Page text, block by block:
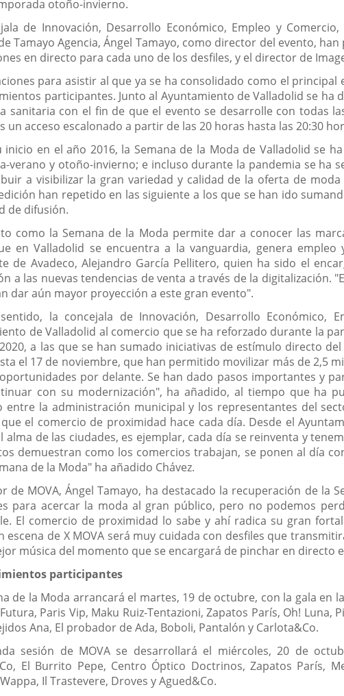
otoño-invierno.
de Innovación, Desarrollo Económico, Empleo y
Tamayo Agencia, Ángel Tamayo, como director del evento,
en directo para cada uno de los desfiles, y el director de
para asistir al que ya se ha consolidado como el
participantes. Junto al Ayuntamiento de Valladolid se
sanitaria con el fin de que el evento se desarrolle con todas
un acceso escalonado a partir de las 20 horas hasta las 20:30
inicio en el año 2016, la Semana de la Moda de Valladolid se
verano y otoño-invierno; e incluso durante la pandemia se ha
a visibilizar la gran variedad y calidad de la oferta de
han repetido en las siguiente a los que se han ido
de difusión.
como la Semana de la Moda permite dar a conocer las
en Valladolid se encuentra a la vanguardia, genera
de Avadeco, Alejandro García Pellitero, quien ha sido el
a las nuevas tendencias de venta a través de la
dar aún mayor proyección a este gran evento".
la concejala de Innovación, Desarrollo Económico,
de Valladolid al comercio que se ha reforzado durante la
a las que se han sumado iniciativas de estímulo directo
el 17 de noviembre, que han permitido movilizar más de 2,5
por delante. Se han dado pasos importantes y
con su modernización", ha añadido, al tiempo que ha
entre la administración municipal y los representantes del
el comercio de proximidad hace cada día. Desde el
alma de las ciudades, es ejemplar, cada día se reinventa y
demuestran como los comercios trabajan, se ponen al día
de la Moda" ha añadido Chávez.
de MOVA, Ángel Tamayo, ha destacado la recuperación de la
para acercar la moda al gran público, pero no podemos
El comercio de proximidad lo sabe y ahí radica su gran
escena de X MOVA será muy cuidada con desfiles que
música del momento que se encargará de pinchar en directo
participantes
de la Moda arrancará el martes, 19 de octubre, con la gala
Paris Vip, Maku Ruiz-Tentazioni, Zapatos París, Oh!
Ana, El probador de Ada, Boboli, Pantalón y Carlota&Co.
sesión de MOVA se desarrollará el miércoles, 20 de
El Burrito Pepe, Centro Óptico Doctrinos, Zapatos París,
Il Trastevere, Droves y Agued&Co.